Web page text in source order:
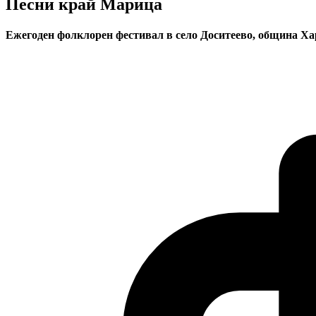
Песни край Марица
Ежегоден фолклорен фестивал в село Доситеево, община